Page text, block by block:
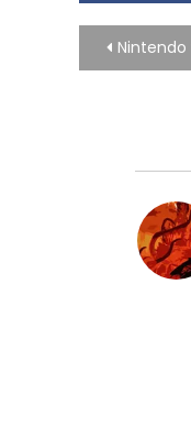
Nintendo